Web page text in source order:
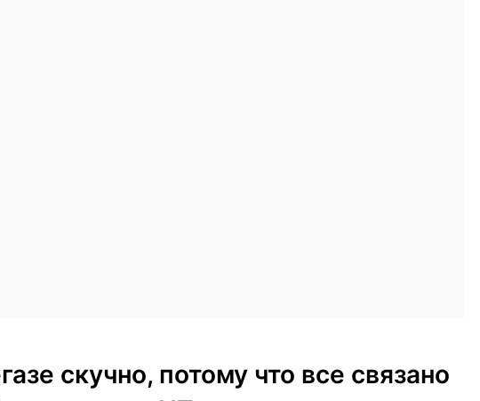
скучно, потому что все связано